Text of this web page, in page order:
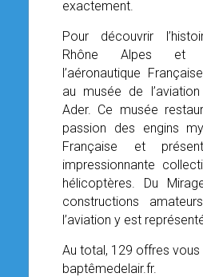
exactement.
Pour découvrir
Rhône Alpes et
l’aéronautique
au musée de
Ader. Ce musée
passion des engins
Française et
impressionnante
hélicoptères. Du
constructions
l’aviation y est
Au total, 129 offres
baptêmedelair.fr.